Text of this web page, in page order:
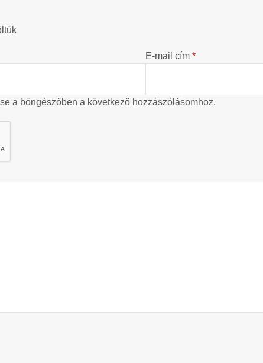
E-mail cím *
a böngészőben a következő hozzászólásomhoz.